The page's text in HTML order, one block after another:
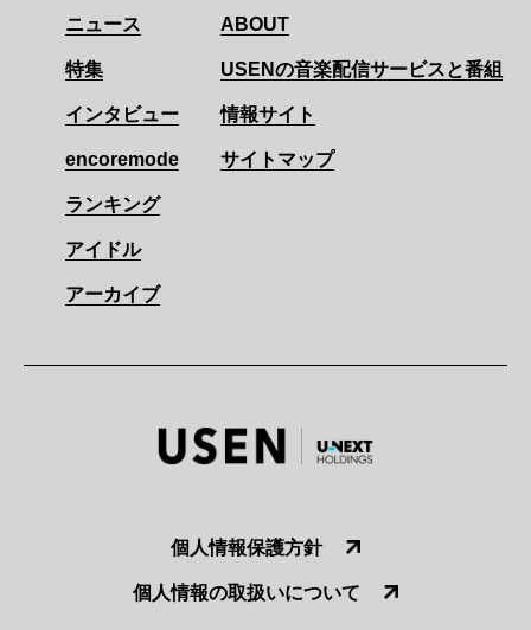
ニュース
特集
インタビュー
encoremode
ランキング
アイドル
アーカイブ
ABOUT
USENの音楽配信サービスと番組
情報サイト
サイトマップ
個人情報保護方針
個人情報の取扱いについて